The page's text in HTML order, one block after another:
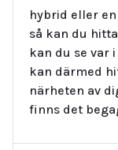
hybrid eller
så kan du
kan du se var
kan därmed
närheten av
finns det